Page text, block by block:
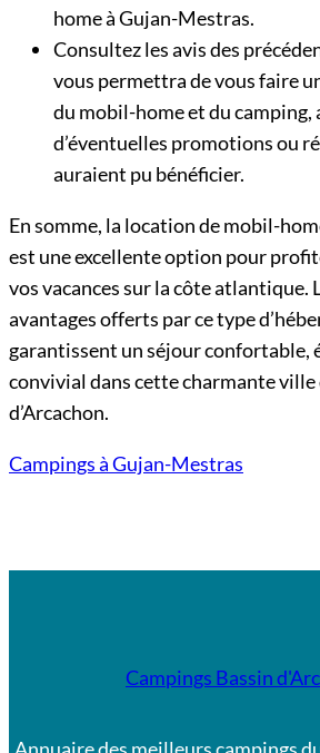
home à Gujan-Mestras.
Consultez les avis des
vous permettra de vous faire
du mobil-home et du camping,
d’éventuelles promotions ou
auraient pu bénéficier.
En somme, la location de mobil-
est une excellente option pour
vos vacances sur la côte atlantique.
avantages offerts par ce type
garantissent un séjour confortable,
convivial dans cette charmante ville
d’Arcachon.
Campings à Gujan-Mestras
Campings Bassin
Annuaire des meilleurs campings